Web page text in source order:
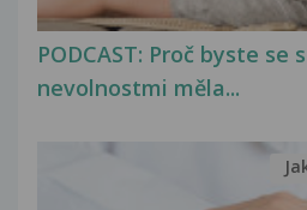
PODCAST: Proč byste se
nevolnostmi měla...